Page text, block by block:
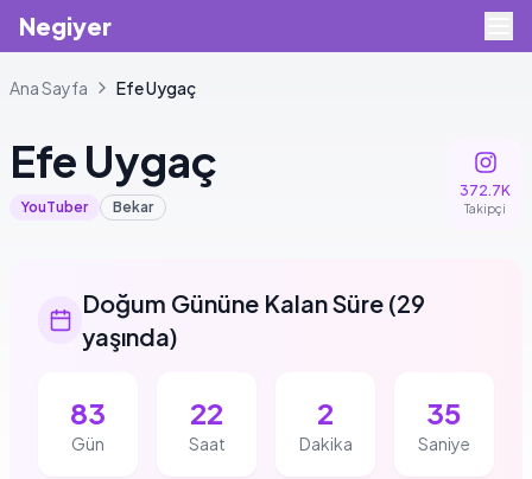
Negiyer
Ana Sayfa EfeUygaç
Efe Uygaç
YouTuber Bekar
372.7K
Takipçi
Doğum Gününe Kalan Süre (29
yaşında)
83
Gün
22
Saat
2
Dakika
34
Saniye